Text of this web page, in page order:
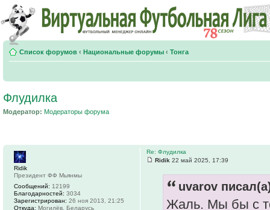
Список форумов ‹ Национальные форумы ‹ Тонга
Флудилка
Модератор: Модераторы форума
Re: Флудилка
Ridik 22 май 2025, 17:39
uvarov
Жаль. Мы бы с
Ridik
Президент ФФ Мьянмы
Сообщений: 12199
Благодарностей: 3034
Зарегистрирован: 26 ноя 2013, 21:25
Откуда: Могилёв, Беларусь